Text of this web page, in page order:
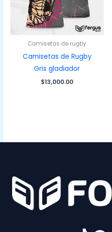
Camisetas de rugby
Camisetas de Rugby
Gris gladiador
$13,000.00